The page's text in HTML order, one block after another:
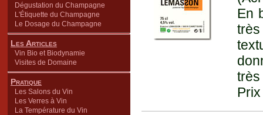
Dégustation du Champagne
L'Étiquette du Champagne
Le Dosage du Champagne
Les Articles
Vin Bio et Biodynamie
Visites de Domaine
Pratique
Les Salons du Vin
Les Verres à Vin
La Température du Vin
En
très
très